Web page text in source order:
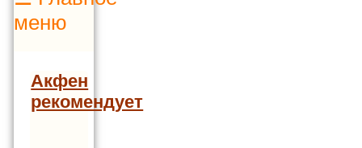
меню
Акфен
рекомендует